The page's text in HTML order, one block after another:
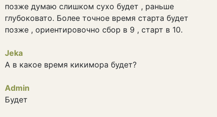
позже думаю слишком сухо будет , раньше
глубоковато. Более точное время старта будет
позже , ориентировочно сбор в 9 , старт в 10.
Jeka
А в какое время кикимора будет?
Admin
Будет